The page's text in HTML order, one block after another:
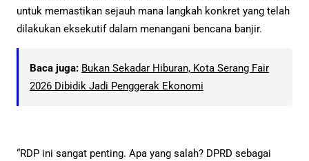
untuk memastikan sejauh mana langkah konkret yang telah
dilakukan eksekutif dalam menangani bencana banjir.
Baca juga: Bukan Sekadar Hiburan, Kota Serang Fair
2026 Dibidik Jadi Penggerak Ekonomi
“RDP ini sangat penting. Apa yang salah? DPRD sebagai